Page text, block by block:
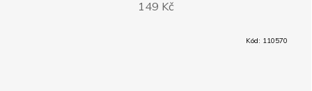
149 Kč
Kód: 110570